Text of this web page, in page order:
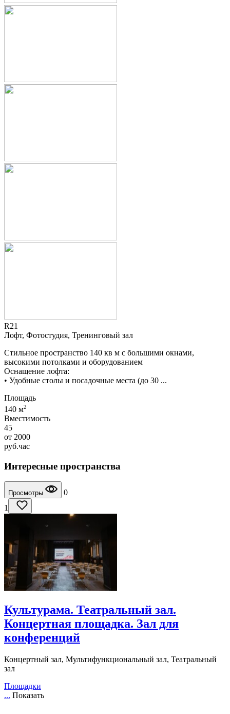
R21
Лофт, Фотостудия, Тренинговый зал
Стильное пространство 140 кв м с большими окнами,
высокими потолками и оборудованием
Оснащение лофта:
• Удобные столы и посадочные места (до 30 ...
Площадь
140 м2
Вместимость
45
от 2000
руб.час
Интересные пространства
Просмотры
0
1
Культурама. Театральный зал.
Концертная площадка. Зал для
конференций
Концертный зал, Мультифункциональный зал, Театральный
зал
Площадки
... Показать